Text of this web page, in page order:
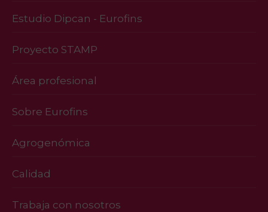
Estudio Dipcan - Eurofins
Proyecto STAMP
Área profesional
Sobre Eurofins
Agrogenómica
Calidad
Trabaja con nosotros